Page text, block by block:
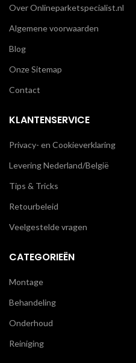
Over Onlineparketspecialist.nl
Algemene voorwaarden
Blog
Onze Sitemap
Contact
KLANTENSERVICE
Privacy- en Cookieverklaring
Levering Nederland/België
Tips & Tricks
Retourbeleid
Veelgestelde vragen
CATEGORIEËN
Montage
Behandeling
Onderhoud
Reiniging